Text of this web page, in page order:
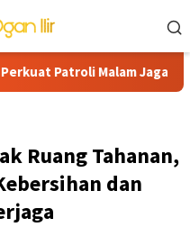
Malam Jaga Kamtibmas
Ruang Tahanan,
dan